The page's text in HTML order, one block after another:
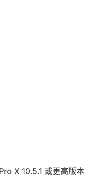
X 10.5.1 或更高版本